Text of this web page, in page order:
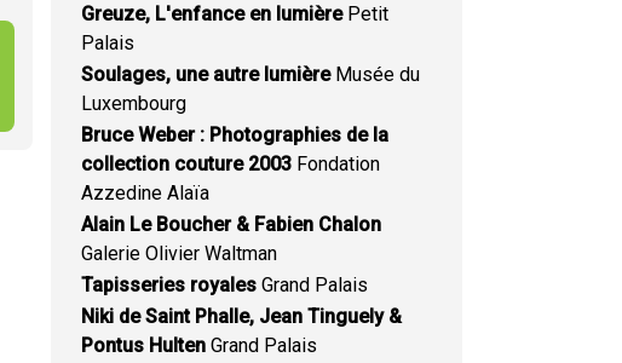
Greuze, L'enfance en lumièrePetit
Palais
Soulages, une autre lumièreMusée du
Luxembourg
Bruce Weber : Photographies de la
collection couture 2003 Fondation
Azzedine Alaïa
Alain Le Boucher & Fabien Chalon
Galerie Olivier Waltman
Tapisseries royales Grand Palais
Niki de Saint Phalle, Jean Tinguely &
Pontus Hulten Grand Palais